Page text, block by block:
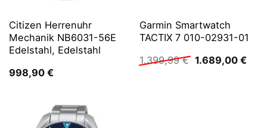
Citizen Herrenuhr
Mechanik NB6031-56E
Edelstahl, Edelstahl
998,90 €
Garmin Smartwatch
TACTIX 7 010-02931-01
1.399,99€ Ursprünglicher
1.689,00 €